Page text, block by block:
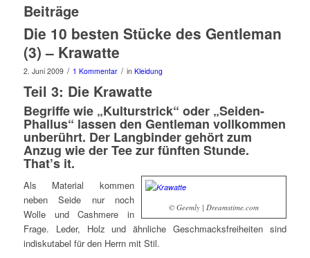
Beiträge
Die 10 besten Stücke des Gentleman
(3) – Krawatte
2. Juni 2009 / 1 Kommentar / in Kleidung
Teil 3: Die Krawatte
Begriffe wie „Kulturstrick“ oder „Seiden-
Phallus“ lassen den Gentleman vollkommen
unberührt. Der Langbinder gehört zum
Anzug wie der Tee zur fünften Stunde.
That’s it.
© Geemly | Dreamstime.com
Als Material kommen
neben Seide nur noch
Wolle und Cashmere in
Frage. Leder, Holz und ähnliche Geschmacksfreiheiten sind
indiskutabel für den Herrn mit Stil.